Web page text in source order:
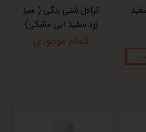
ترافل شنی رنگی ( سبز
زرد سفید ابی مشکی)
اتمام موجودی